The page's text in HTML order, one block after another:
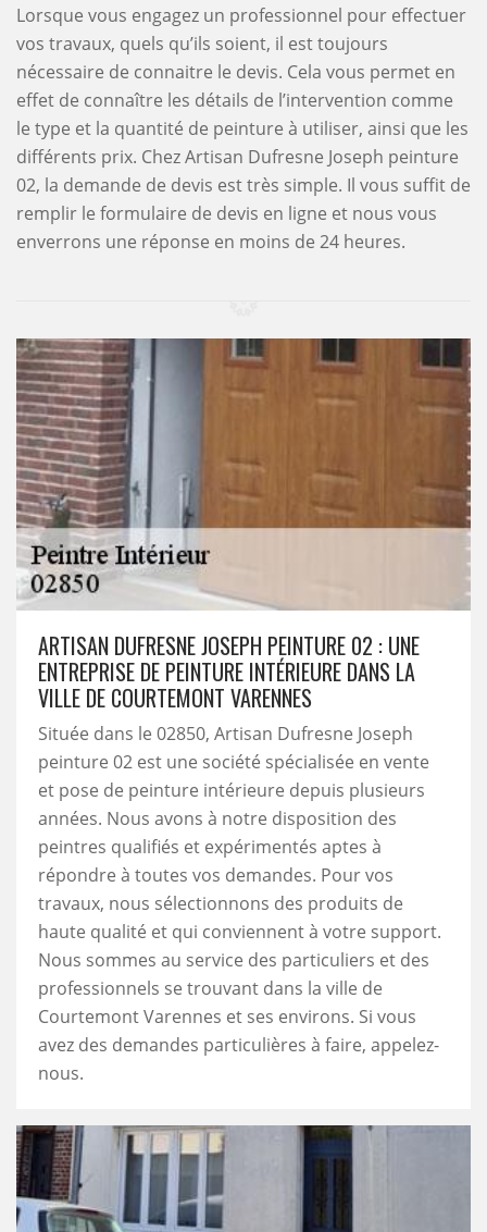
Lorsque vous engagez un professionnel pour effectuer
vos travaux, quels qu’ils soient, il est toujours
nécessaire de connaitre le devis. Cela vous permet en
effet de connaître les détails de l’intervention comme
le type et la quantité de peinture à utiliser, ainsi que les
différents prix. Chez Artisan Dufresne Joseph peinture
02, la demande de devis est très simple. Il vous suffit de
remplir le formulaire de devis en ligne et nous vous
enverrons une réponse en moins de 24 heures.
ARTISAN DUFRESNE JOSEPH PEINTURE 02 : UNE
ENTREPRISE DE PEINTURE INTÉRIEURE DANS LA
VILLE DE COURTEMONT VARENNES
Située dans le 02850, Artisan Dufresne Joseph
peinture 02 est une société spécialisée en vente
et pose de peinture intérieure depuis plusieurs
années. Nous avons à notre disposition des
peintres qualifiés et expérimentés aptes à
répondre à toutes vos demandes. Pour vos
travaux, nous sélectionnons des produits de
haute qualité et qui conviennent à votre support.
Nous sommes au service des particuliers et des
professionnels se trouvant dans la ville de
Courtemont Varennes et ses environs. Si vous
avez des demandes particulières à faire, appelez-
nous.